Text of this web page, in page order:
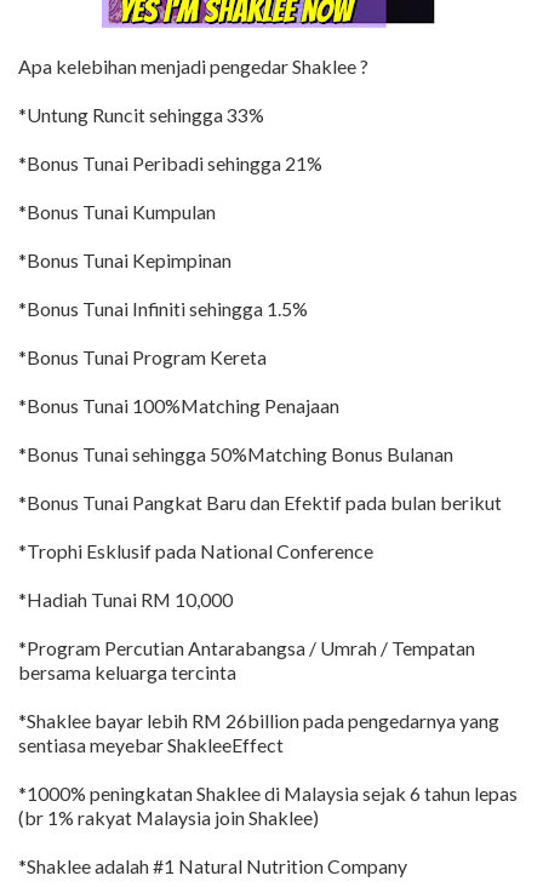
Apa kelebihan menjadi pengedar Shaklee ?
*Untung Runcit sehingga 33%
*Bonus Tunai Peribadi sehingga 21%
*Bonus Tunai Kumpulan
*Bonus Tunai Kepimpinan
*Bonus Tunai Infiniti sehingga 1.5%
*Bonus Tunai Program Kereta
*Bonus Tunai 100%Matching Penajaan
*Bonus Tunai sehingga 50%Matching Bonus Bulanan
*Bonus Tunai Pangkat Baru dan Efektif pada bulan berikut
*Trophi Esklusif pada National Conference
*Hadiah Tunai RM 10,000
*Program Percutian Antarabangsa / Umrah / Tempatan
bersama keluarga tercinta
*Shaklee bayar lebih RM 26billion pada pengedarnya yang
sentiasa meyebar ShakleeEffect
*1000% peningkatan Shaklee di Malaysia sejak 6 tahun lepas
(br 1% rakyat Malaysia join Shaklee)
*Shaklee adalah #1 Natural Nutrition Company